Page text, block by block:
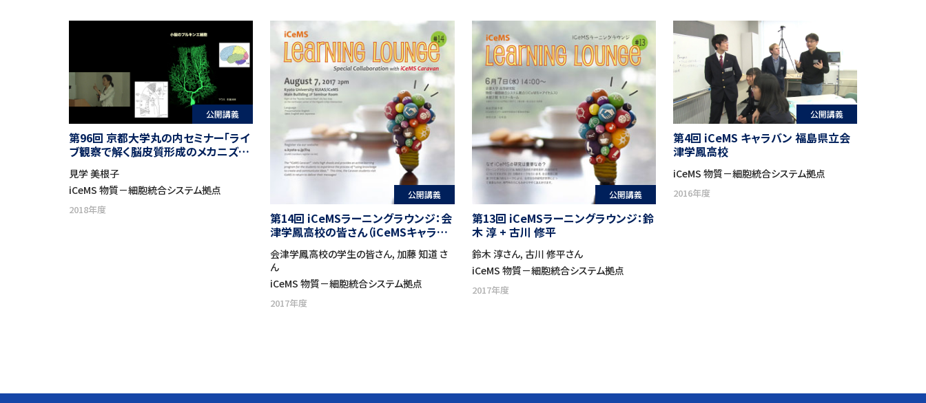
公開講義
第96回 京都大学丸の内セミナー「ライ
ブ観察で解く脳皮質形成のメカニズ
ム」
見学 美根子
iCeMS 物質－細胞統合システム拠点
2018年度
公開講義
第14回 iCeMSラーニングラウンジ：会
津学鳳高校の皆さん（iCeMSキャラバ
ンスペシャルコラボ企画）
会津学鳳高校の学生の皆さん, 加藤 知道 さ
ん
iCeMS 物質－細胞統合システム拠点
2017年度
公開講義
第13回 iCeMSラーニングラウンジ：鈴
木 淳 + 古川 修平
鈴木 淳さん, 古川 修平さん
iCeMS 物質－細胞統合システム拠点
2017年度
公開講義
第4回 iCeMS キャラバン 福島県立会
津学鳳高校
iCeMS 物質－細胞統合システム拠点
2016年度